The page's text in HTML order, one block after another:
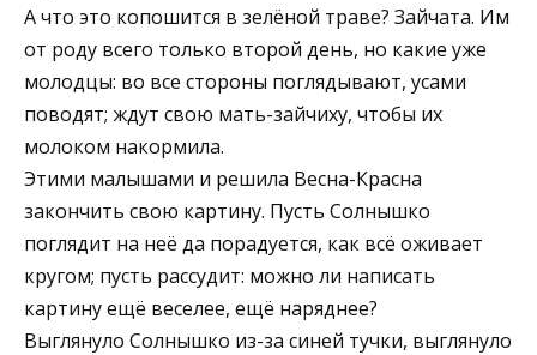
А что это копошится в зелёной траве? Зайчата. Им
от роду всего только второй день, но какие уже
молодцы: во все стороны поглядывают, усами
поводят; ждут свою мать-зайчиху, чтобы их
молоком накормила.
Этими малышами и решила Весна-Красна
закончить свою картину. Пусть Солнышко
поглядит на неё да порадуется, как всё оживает
кругом; пусть рассудит: можно ли написать
картину ещё веселее, ещё наряднее?
Выглянуло Солнышко из-за синей тучки, выглянуло